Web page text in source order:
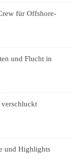
für Offshore-
und Flucht in
und Highlights